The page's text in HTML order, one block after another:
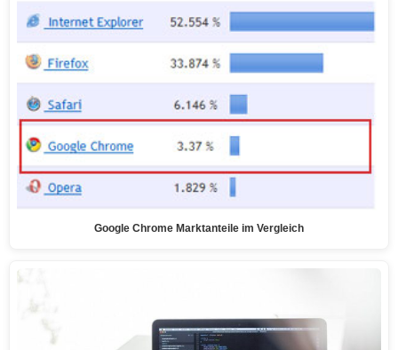
Google Chrome Marktanteile im Vergleich